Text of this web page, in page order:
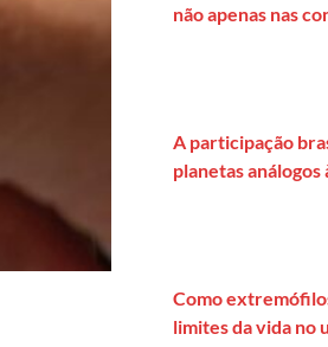
não apenas nas
A participação
planetas análogos
Como
limites da vida no